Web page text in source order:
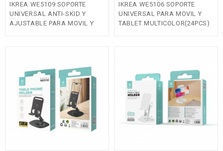
IKREA WE5109 SOPORTE
UNIVERSAL ANTI-SKID Y
AJUSTABLE PARA MOVIL Y
IKREA WE5106 SOPORTE
UNIVERSAL PARA MOVIL Y
TABLET MULTICOLOR(24PCS)